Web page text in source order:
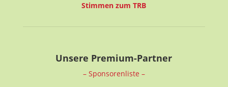
Stimmen zum TRB
Unsere Premium-Partner
– Sponsorenliste –